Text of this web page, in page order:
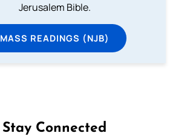
Jerusalem Bible.
MASS READINGS (NJB)
Stay Connected